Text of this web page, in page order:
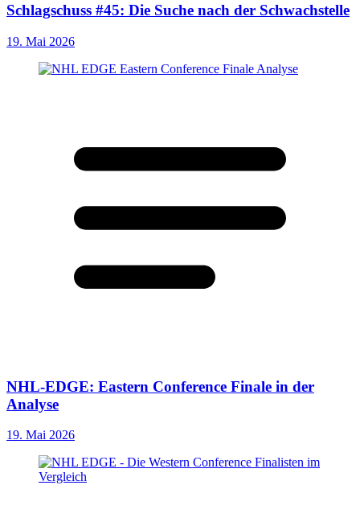
Schlagschuss #45: Die Suche nach der Schwachstelle
19. Mai 2026
NHL-EDGE: Eastern Conference Finale in der
Analyse
19. Mai 2026